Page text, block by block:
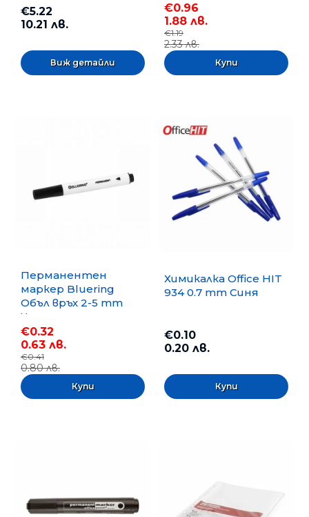
€5.22
10.21 лв.
Виж детайли
€0.96
1.88 лв.
€1.19
2.33 лв.
Перманентен
маркер Bluering
Объл връх 2-5 mm
Черен
€0.32
0.63 лв.
€0.41
0.80 лв.
Химикалка Office HIT
934 0.7 mm Синя
€0.10
0.20 лв.